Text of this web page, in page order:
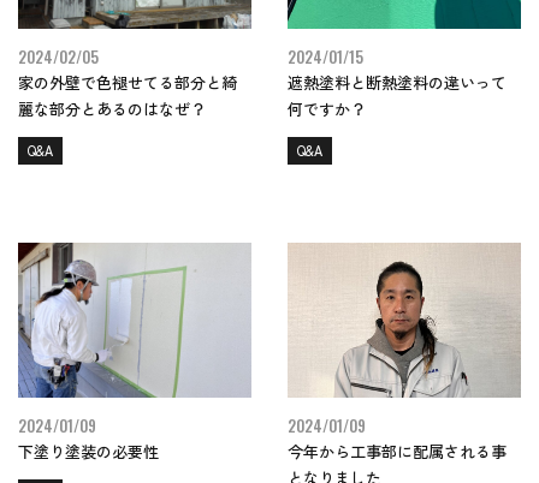
2024/02/05
家の外壁で色褪せてる部分と綺
麗な部分とあるのはなぜ？
Q&A
2024/01/15
遮熱塗料と断熱塗料の違いって
何ですか？
Q&A
2024/01/09
下塗り塗装の必要性
2024/01/09
今年から工事部に配属される事
となりました